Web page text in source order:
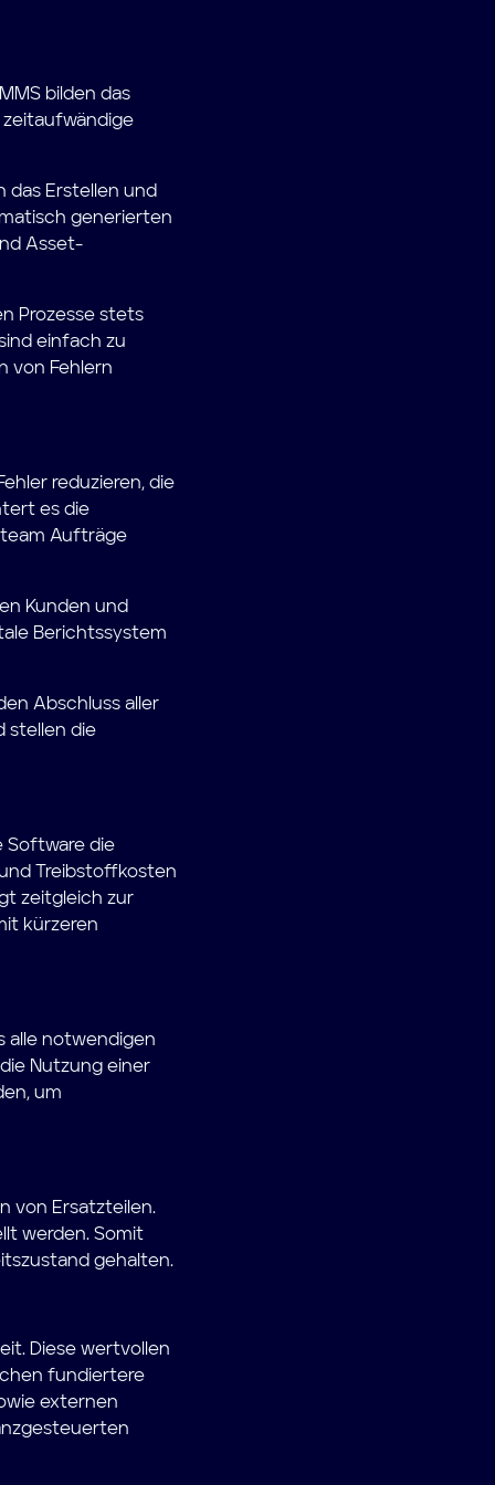
bilden das
das Erstellen und
generierten
Asset-
Prozesse stets
einfach zu
von Fehlern
reduzieren, die
es die
Aufträge
Kunden und
Berichtssystem
Abschluss aller
stellen die
Software die
Treibstoffkosten
zeitgleich zur
kürzeren
alle notwendigen
Nutzung einer
um
von Ersatzteilen.
werden. Somit
gehalten.
Diese wertvollen
fundiertere
externen